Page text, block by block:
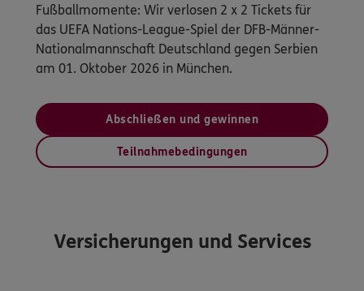
Fußballmomente: Wir verlosen 2 x 2 Tickets für
das UEFA Nations-League-Spiel der DFB-Männer-
Nationalmannschaft Deutschland gegen Serbien
am 01. Oktober 2026 in München.
Abschließen und gewinnen
Teilnahmebedingungen
Versicherungen und Services